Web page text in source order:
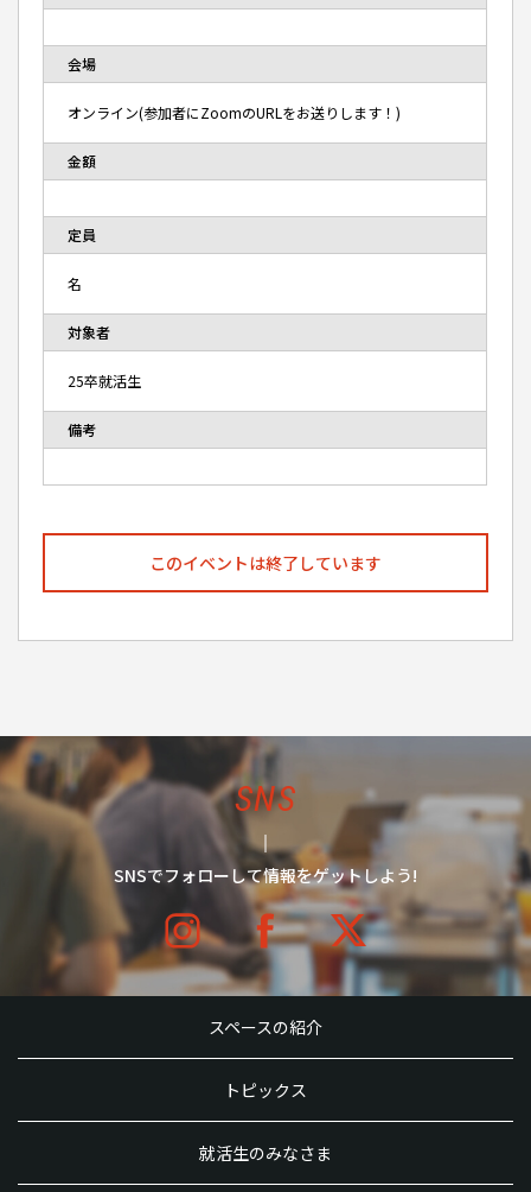
会場
オンライン(参加者にZoomのURLをお送りします！)
金額
定員
名
対象者
25卒就活生
備考
このイベントは終了しています
SNS
SNSでフォローして情報をゲットしよう!
スペースの紹介
トピックス
就活生のみなさま